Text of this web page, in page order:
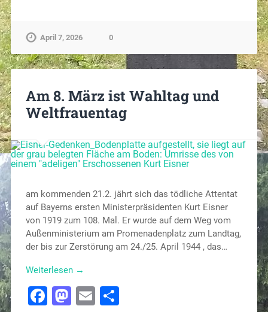
April 7, 2026 0
Am 8. März ist Wahltag und
Weltfrauentag
am kommenden 21.2. jährt sich das tödliche Attentat
auf Bayerns ersten Ministerpräsidenten Kurt Eisner
von 1919 zum 108. Mal. Er wurde auf dem Weg vom
Außenministerium am Promenadenplatz zum Landtag,
der bis zur Zerstörung am 24./25. April 1944 , das…
Weiterlesen →
Facebook
Mastodon
EmailTeilen